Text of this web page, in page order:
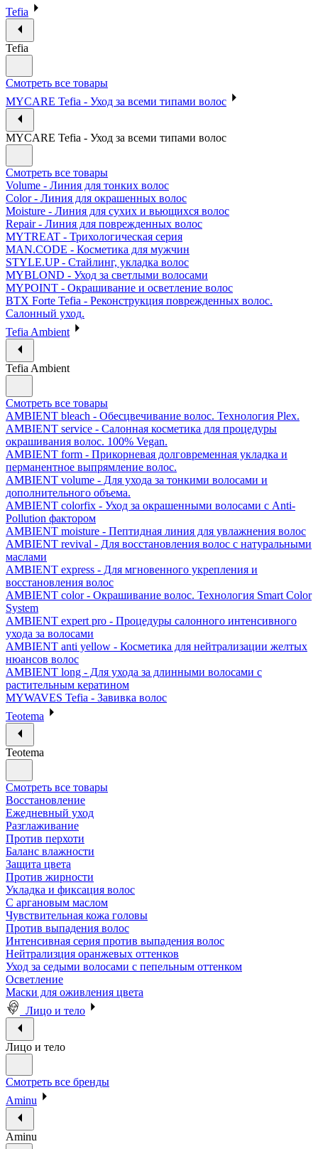
Tefia
Tefia
Смотреть все товары
MYCARE Tefia - Уход за всеми типами волос
MYCARE Tefia - Уход за всеми типами волос
Смотреть все товары
Volume - Линия для тонких волос
Color - Линия для окрашенных волос
Moisture - Линия для сухих и вьющихся волос
Repair - Линия для поврежденных волос
MYTREAT - Трихологическая серия
MAN.CODE - Косметика для мужчин
STYLE.UP - Стайлинг, укладка волос
MYBLOND - Уход за светлыми волосами
MYPOINT - Окрашивание и осветление волос
BTX Forte Tefia - Реконструкция поврежденных волос.
Салонный уход.
Tefia Ambient
Tefia Ambient
Смотреть все товары
AMBIENT bleach - Обесцвечивание волос. Технология Plex.
AMBIENT service - Салонная косметика для процедуры
окрашивания волос. 100% Vegan.
AMBIENT form - Прикорневая долговременная укладка и
перманентное выпрямление волос.
AMBIENT volume - Для ухода за тонкими волосами и
дополнительного объема.
AMBIENT colorfix - Уход за окрашенными волосами с Anti-
Pollution фактором
AMBIENT moisture - Пептидная линия для увлажнения волос
AMBIENT revival - Для восстановления волос с натуральными
маслами
AMBIENT express - Для мгновенного укрепления и
восстановления волос
AMBIENT color - Окрашивание волос. Технология Smart Color
System
AMBIENT expert pro - Процедуры салонного интенсивного
ухода за волосами
AMBIENT anti yellow - Косметика для нейтрализации желтых
нюансов волос
AMBIENT long - Для ухода за длинными волосами с
растительным кератином
MYWAVES Tefia - Завивка волос
Teotema
Teotema
Смотреть все товары
Восстановление
Ежедневный уход
Разглаживание
Против перхоти
Баланс влажности
Защита цвета
Против жирности
Укладка и фиксация волос
С аргановым маслом
Чувствительная кожа головы
Против выпадения волос
Интенсивная серия против выпадения волос
Нейтрализция оранжевых оттенков
Уход за седыми волосами с пепельным оттенком
Осветление
Маски для оживления цвета
Лицо и тело
Лицо и тело
Смотреть все бренды
Aminu
Aminu